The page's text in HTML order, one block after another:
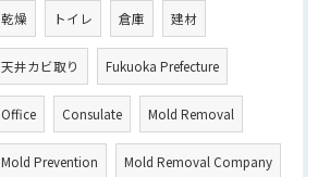
乾燥 トイレ 倉庫 建材
天井カビ取り Fukuoka Prefecture
Office Consulate Mold Removal
Mold Prevention Mold Removal Company